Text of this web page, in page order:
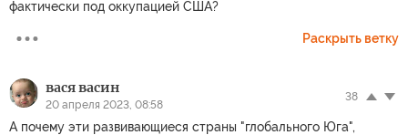
фактически под оккупацией США?
Раскрыть ветку
вася васин
20 апреля 2023, 08:58
38
А почему эти развивающиеся страны "глобального Юга",